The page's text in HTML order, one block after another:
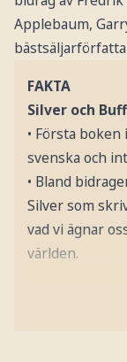
Applebaum,
FAKTA
Silver och
• Första
svenska och
• Bland
Silver som
vad vi ägnar
världen.